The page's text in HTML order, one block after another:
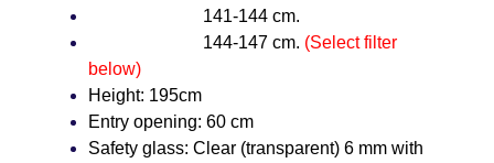
141-144 cm.
144-147 cm. (Select filter
below)
Height: 195cm
Entry opening: 60 cm
Safety glass: Clear (transparent) 6 mm with